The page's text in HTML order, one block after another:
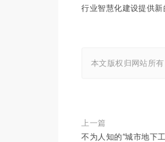
行业智慧化建设提供
本文版权归网站所
上一篇
不为人知的“城市地下